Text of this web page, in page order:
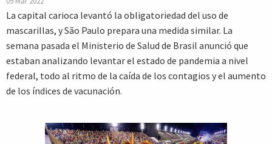
La capital carioca levantó la obligatoriedad del uso de
mascarillas, y São Paulo prepara una medida similar. La
semana pasada el Ministerio de Salud de Brasil anunció que
estaban analizando levantar el estado de pandemia a nivel
federal, todo al ritmo de la caída de los contagios y el aumento
de los índices de vacunación.